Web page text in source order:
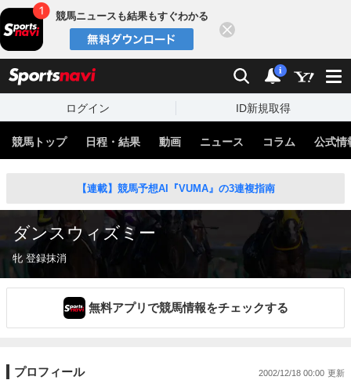
競馬ニュースも結果もすぐわかる
検索 通知
i
ログイン ID新規取得
競馬トップ 日程・結果 動画 ニュース コラム 公式情
【連載】競馬予想AI『VUMA』の3連複指南
ダンスウィズミー
牝 登録抹消
無料アプリで競馬情報をチェックする
プロフィール 2002/12/18 00:00